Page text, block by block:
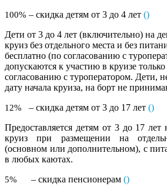
100% – скидка детям от 3 до 4 лет ()
Дети от 3 до 4 лет (включительно) на
круиз без отдельного места и без
бесплатно (по согласованию с
допускаются к участию в круизе
согласованию с туроператором. Дети,
дату начала круиза, на борт не
12% – скидка детям от 3 до 17 лет ()
Предоставляется детям от 3 до 17 лет
круиз при размещении на
(основном или дополнительном), с
в любых каютах.
5% – скидка пенсионерам ()